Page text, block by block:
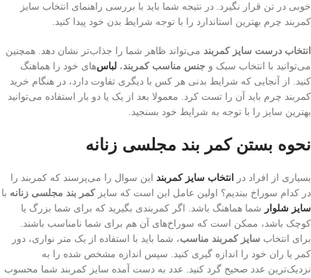
خوبی در تن قرار نگیرد. در نتیجه شما باید با بررسی راهنمای انتخاب سایز
کمربند چرم بهترین استاندارد را با توجه شرایط بدن خود پیدا کنید.
انتخاب درست سایز کمربند می‌تواند ظاهر شما را جذاب‌تر نشان دهد. همچنین
می‌توانید با انتخاب سبک و جنس مناسب کمربند، لباس‌های خود را هماهنگ
کنید. از آنجایی که شرایط بدنی هر کس با دیگری تفاوت دارد، در هنگام خرید
کمربند چرم باید آن را تست کرد. معمولا بعد از یک یا دو بار استفاده می‌توانید
بهترین سایز را با توجه به شرایط خود بسنجید.
نحوه بستن‌ کمر بند مجلسی زنانه
بسیاری از افراد در انتخاب سایز کمربند این سوال را می‌پرسند که کمربند را
در کدام سوراخ ببندیم؟ اولین عامل این است که سایزکمر بند مجلسی زنانه با
سایز شلوار شما هماهنگ باشد. اگر کمربندی بگیرید که برای شما بزرگ یا
کوچک باشد، ممکن است که سوراخ‌های آن هم برای شما نامناسب باشند.
برای انتخاب سایز کمربند مناسب، شما باید با استفاده از یک متر نواری، دور
کمر یا ران خود را اندازه گیری کنید. سپس اندازه مشخص شده‌ را به
نزدیک‌ترین عدد صحیح گرد کنید. عدد به دست آمده‌ سایز کمربند شما محسوب